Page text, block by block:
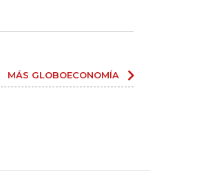
MÁS GLOBOECONOMÍA